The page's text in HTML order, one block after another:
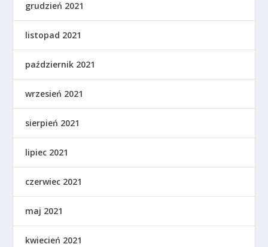
grudzień 2021
listopad 2021
październik 2021
wrzesień 2021
sierpień 2021
lipiec 2021
czerwiec 2021
maj 2021
kwiecień 2021